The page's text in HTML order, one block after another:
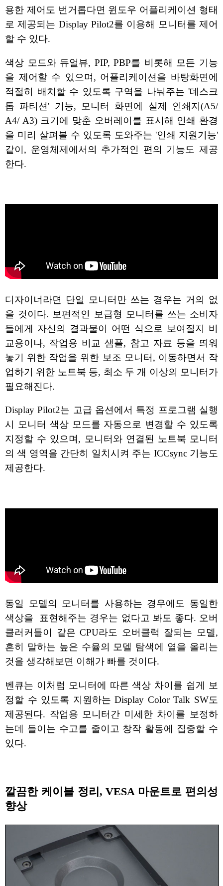
용한 제어도 번거롭다면 윈도우 어플리케이션 형태
로 제공되는 Display Pilot2를 이용해 모니터를 제어
할 수 있다.
색상 모드와 듀얼뷰, PIP, PBP를 비롯해 모든 기능
을 제어할 수 있으며, 어플리케이션을 바탕화면에
적절히 배치할 수 있도록 구역을 나눠주는 '데스크
톱 파티션' 기능, 모니터 화면에 실제 인쇄지(A5/
A4/ A3) 크기에 맞춘 오버레이를 표시해 인쇄 환경
을 미리 살펴볼 수 있도록 도와주는 '인쇄 지원기능'
같이, 운영체제에서의 추가적인 편의 기능도 제공
한다.
디자이너라면 단일 모니터만 쓰는 경우는 거의 없
을 것이다. 보편적인 보급형 모니터를 쓰는 소비자
들에게 자신의 결과물이 어떤 식으로 보여질지 비
교용이나, 작업용 비교 샘플, 참고 자료 등을 띄워
놓기 위한 작업을 위한 보조 모니터, 이동하면서 작
업하기 위한 노트북 등, 최소 두 개 이상의 모니터가
필요해진다.
Display Pilot2는 고급 옵션에서 특정 프로그램 실행
시 모니터 색상 모드를 자동으로 변경할 수 있도록
지정할 수 있으며, 모니터와 연결된 노트북 모니터
의 색 영역을 간단히 일치시켜 주는 ICCsync 기능도
제공한다.
동일 모델의 모니터를 사용하는 경우에도 동일한
색상을 표현해주는 경우는 없다고 봐도 좋다. 오버
클러커들이 같은 CPU라도 오버클럭 잘되는 모델,
흔히 말하는 높은 수율의 모델 탐색에 열을 올리는
것을 생각해보면 이해가 빠를 것이다.
벤큐는 이처럼 모니터에 따른 색상 차이를 쉽게 보
정할 수 있도록 지원하는 Display Color Talk SW도
제공된다. 작업용 모니터간 미세한 차이를 보정하
는데 들이는 수고를 줄이고 창작 활동에 집중할 수
있다.
깔끔한 케이블 정리, VESA 마운트로 편의성
향상